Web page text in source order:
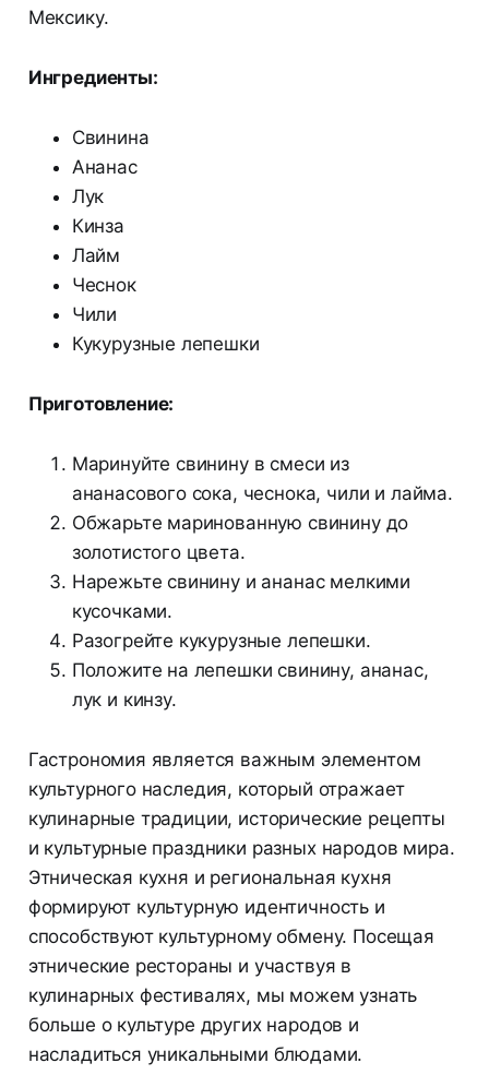
Мексику.
Ингредиенты:
Свинина
Ананас
Лук
Кинза
Лайм
Чеснок
Чили
Кукурузные лепешки
Приготовление:
Маринуйте свинину в смеси из
ананасового сока, чеснока, чили и лайма.
Обжарьте маринованную свинину до
золотистого цвета.
Нарежьте свинину и ананас мелкими
кусочками.
Разогрейте кукурузные лепешки.
Положите на лепешки свинину, ананас,
лук и кинзу.
Гастрономия является важным элементом
культурного наследия, который отражает
кулинарные традиции, исторические рецепты
и культурные праздники разных народов мира.
Этническая кухня и региональная кухня
формируют культурную идентичность и
способствуют культурному обмену. Посещая
этнические рестораны и участвуя в
кулинарных фестивалях, мы можем узнать
больше о культуре других народов и
насладиться уникальными блюдами.